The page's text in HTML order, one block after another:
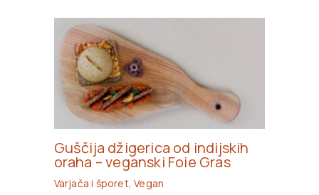
Guščija džigerica od indijskih
oraha – veganski Foie Gras
Varjača i šporet,Vegan